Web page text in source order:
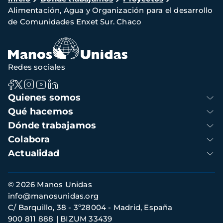
de
navegación
Alimentación, Agua y Organización para el desarrollo
de Comunidades Enxet Sur. Chaco
Navegación
principal
Quienes somos
Qué hacemos
Dónde trabajamos
Colabora
Actualidad
Redes sociales
Información
de
contacto
© 2026 Manos Unidas
C/ Barquillo, 38 - 3º28004 - Madrid, España
900 811 888
BIZUM 33439
info@manosunidas.org